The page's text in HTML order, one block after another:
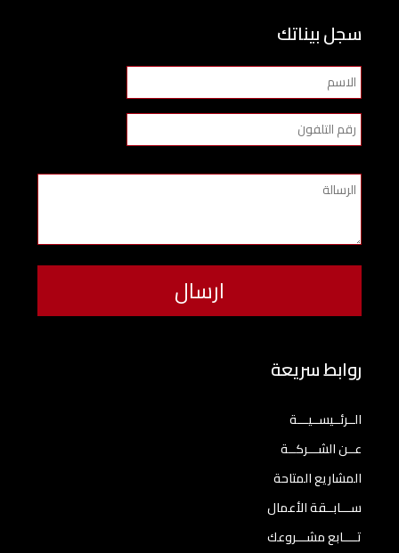
سجل بيناتك
روابط سريعة
الــرئــيســيـــة
عــن الشـــركــة
المشاريع المتاحة
ســـابــقة الأعمال
تــــابع مشـــروعك